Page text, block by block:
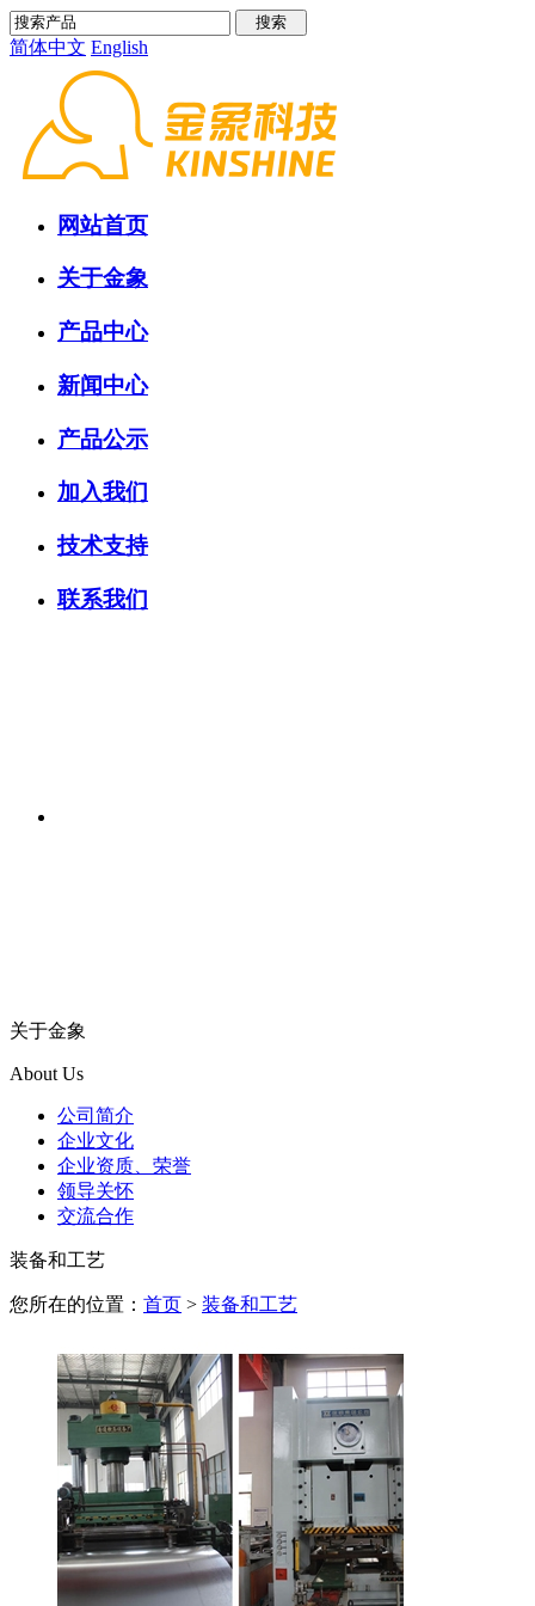
简体中文 English
网站首页
关于金象
产品中心
新闻中心
产品公示
加入我们
技术支持
联系我们
关于金象
About Us
公司简介
企业文化
企业资质、荣誉
领导关怀
交流合作
装备和工艺
您所在的位置： 首页 > 装备和工艺